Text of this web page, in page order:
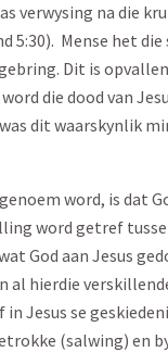
verwysing na die
5:30). Mense het
Dit is
die dood van
dit waarskynlik
word, is dat
word getref
God aan Jesus
al hierdie
Jesus se
(salwing) en